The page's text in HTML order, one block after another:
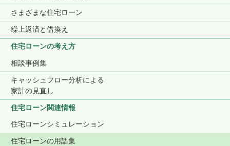
さまざまな住宅ローン
繰上返済と借換え
住宅ローンの考え方
相談事例集
キャッシュフロー分析による
家計の見直し
住宅ローン関連情報
住宅ローンシミュレーション
住宅ローンの用語集